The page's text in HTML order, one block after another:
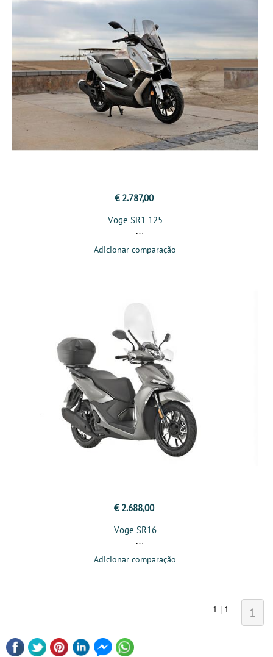
€ 2.787,00
Voge SR1 125
Adicionar comparação
€ 2.688,00
Voge SR16
Adicionar comparação
1 | 1 1